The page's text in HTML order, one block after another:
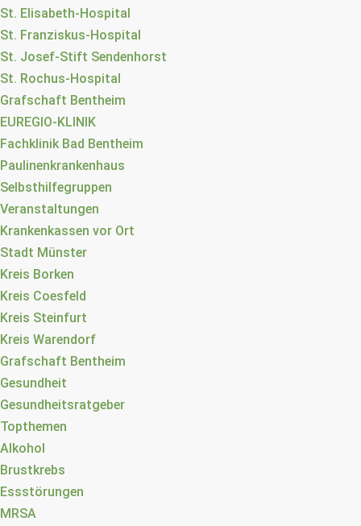
St. Elisabeth-Hospital
St. Franziskus-Hospital
St. Josef-Stift Sendenhorst
St. Rochus-Hospital
Grafschaft Bentheim
EUREGIO-KLINIK
Fachklinik Bad Bentheim
Paulinenkrankenhaus
Selbsthilfegruppen
Veranstaltungen
Krankenkassen vor Ort
Stadt Münster
Kreis Borken
Kreis Coesfeld
Kreis Steinfurt
Kreis Warendorf
Grafschaft Bentheim
Gesundheit
Gesundheitsratgeber
Topthemen
Alkohol
Brustkrebs
Essstörungen
MRSA